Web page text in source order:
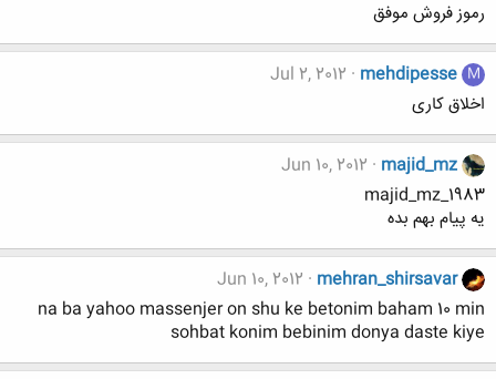
رموز فروش موفق
M
mehdipesse
Jul 2, 2012
اخلاق کاری
majid_mz
Jun 10, 2012
majid_mz_1983
یه پیام بهم بده
mehran_shirsavar
Jun 10, 2012
na ba yahoo massenjer on shu ke betonim baham 10 min
sohbat konim bebinim donya daste kiye